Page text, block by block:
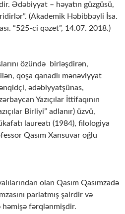
Ədəbiyyat – həyatın güzgüsü,
(Akademik Həbibbəyli İsa.
“525-ci qəzet”, 14.07. 2018.)
özündə birləşdirən,
qoşa qanadlı mənəviyyat
ədəbiyyatşünas,
Yazıçılar İttifaqının
Birliyi” adlanır) üzvü,
laureatı (1984), filologiya
Qasım Xansuvar oğlu
olan Qasım Qasımzadə
parlatmış şairdir və
həmişə fərqlənmişdir.